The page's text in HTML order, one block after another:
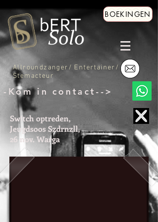
Allroundzanger/ Entertainer/
Stemacteur
BOEKINGEN
-Kom in contact-->
Sw!tch optreden,
Jeugdsoos Szdrnzll,
26 nov. Warga